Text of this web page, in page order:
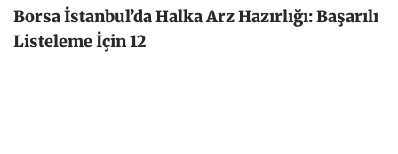
Borsa İstanbul’da Halka Arz Hazırlığı: Başarılı
Listeleme İçin 12